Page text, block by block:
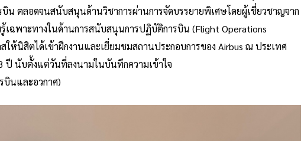
น ตลอดจนสนับสนุนด้านวิชาการผ่านการจัดบรรยายพิเศษโดยผู้เชี่ยวชาญจาก
รู้เฉพาะทางในด้านการสนับสนุนการปฏิบัติการบิน (Flight Operations
ให้นิสิตได้เข้าฝึกงานและเยี่ยมชมสถานประกอบการของ Airbus ณ ประเทศ
ปี นับตั้งแต่วันที่ลงนามในบันทึกความเข้าใจ
บินและอวกาศ)